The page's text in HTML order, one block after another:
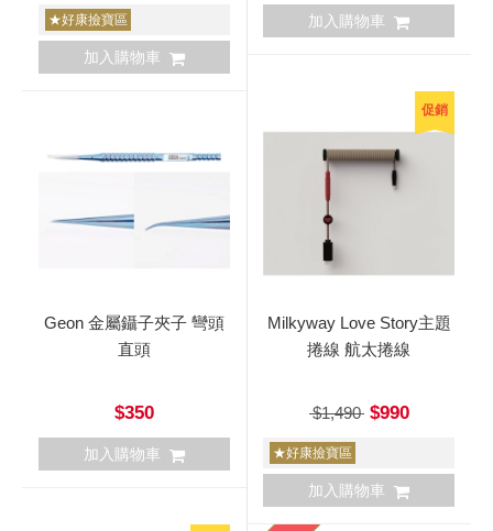
★好康撿寶區
加入購物車
加入購物車
Geon 金屬鑷子夾子 彎頭
直頭
$350
加入購物車
促銷
Milkyway Love Story主題
捲線 航太捲線
$1,490$990
★好康撿寶區
加入購物車